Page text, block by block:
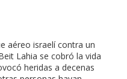
aéreo israelí contra un
Lahia se cobró la vida
heridas a decenas